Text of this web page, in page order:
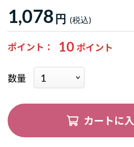
1,078 円
ポイント 10
数量
カートに